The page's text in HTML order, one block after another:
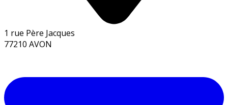
1 rue Père Jacques
77210 AVON